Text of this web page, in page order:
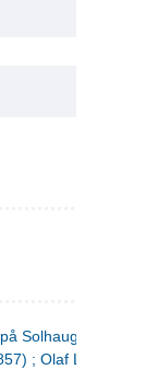
Solhaug (1883) ;
; Olaf Liljekrans